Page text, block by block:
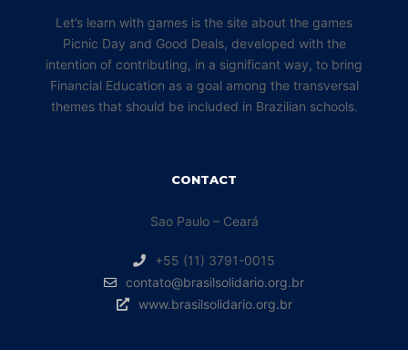
Let’s learn with games is the site about the games
Picnic Day and Good Deals, developed with the
intention of contributing, in a significant way, to bring
Financial Education as a goal among the transversal
themes that should be included in Brazilian schools.
CONTACT
Sao Paulo – Ceará
+55 (11) 3791-0015
contato@brasilsolidario.org.br
www.brasilsolidario.org.br